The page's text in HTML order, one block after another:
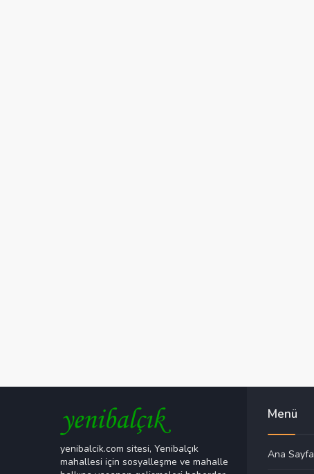
yenibalcik.com sitesi, Yenibalçık
mahallesi için sosyalleşme ve mahalle
Menü
Ana Sayfa